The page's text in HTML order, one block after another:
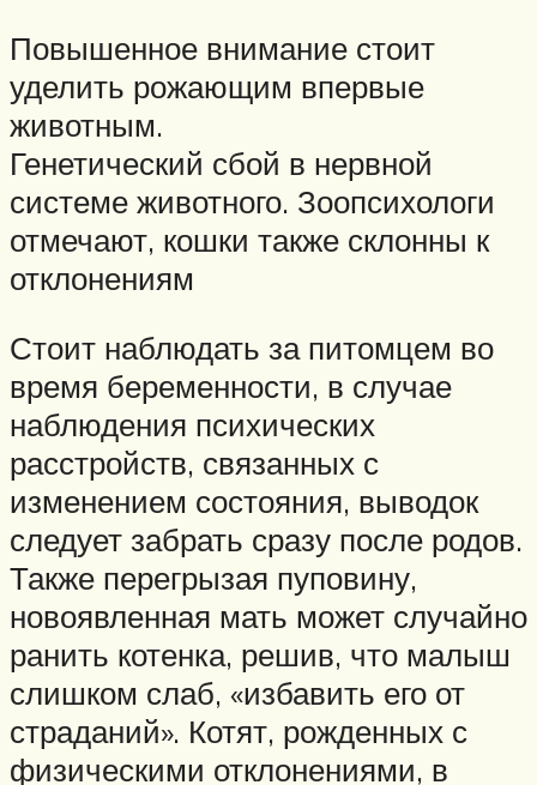
Повышенное внимание стоит
уделить рожающим впервые
животным.
Генетический сбой в нервной
системе животного. Зоопсихологи
отмечают, кошки также склонны к
отклонениям
Стоит наблюдать за питомцем во
время беременности, в случае
наблюдения психических
расстройств, связанных с
изменением состояния, выводок
следует забрать сразу после родов.
Также перегрызая пуповину,
новоявленная мать может случайно
ранить котенка, решив, что малыш
слишком слаб, «избавить его от
страданий». Котят, рожденных с
физическими отклонениями, в